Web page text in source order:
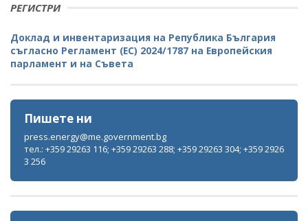
РЕГИСТРИ
Доклад и инвентаризация на Република България
съгласно Регламент (ЕС) 2024/1787 на Европейския
парламент и на Съвета
Пишете ни
press.energy@me.government.bg
тел.: +359 29263 116; +359 29263 288; +359 29263 304; +359 2926
3 256